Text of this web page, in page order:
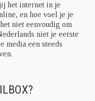
het internet in je
en hoe voel je je
niet eenvoudig om
niet je eerste
media een steeds